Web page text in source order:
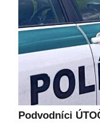
Podvodníci